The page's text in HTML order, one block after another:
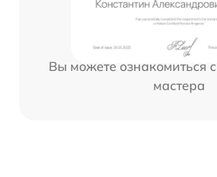
Вы можете ознакомиться
мастера